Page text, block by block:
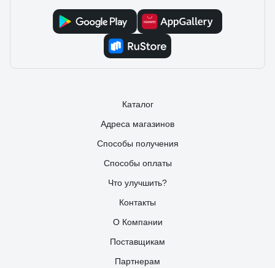
Каталог
Адреса магазинов
Способы получения
Способы оплаты
Что улучшить?
Контакты
О Компании
Поставщикам
Партнерам